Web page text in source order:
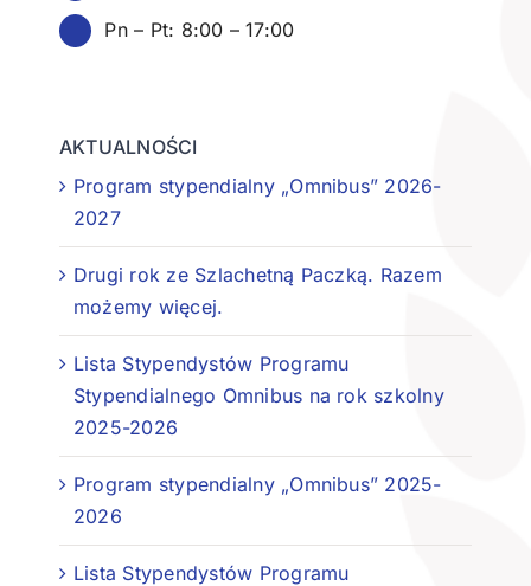
Pn – Pt: 8:00 – 17:00
AKTUALNOŚCI
Program stypendialny „Omnibus” 2026-
2027
Drugi rok ze Szlachetną Paczką. Razem
możemy więcej.
Lista Stypendystów Programu
Stypendialnego Omnibus na rok szkolny
2025-2026
Program stypendialny „Omnibus” 2025-
2026
Lista Stypendystów Programu